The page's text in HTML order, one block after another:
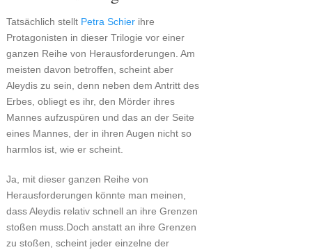
Tatsächlich stellt Petra Schierihre
Protagonisten in dieser Trilogie vor einer
ganzen Reihe von Herausforderungen. Am
meisten davon betroffen, scheint aber
Aleydis zu sein, denn neben dem Antritt des
Erbes, obliegt es ihr, den Mörder ihres
Mannes aufzuspüren und das an der Seite
eines Mannes, der in ihren Augen nicht so
harmlos ist, wie er scheint.
Ja, mit dieser ganzen Reihe von
Herausforderungen könnte man meinen,
dass Aleydis relativ schnell an ihre Grenzen
stoßen muss.Doch anstatt an ihre Grenzen
zu stoßen, scheint jeder einzelne der